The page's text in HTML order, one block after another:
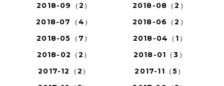
2018-09（2）
2018-08（2）
2018-07（4）
2018-06（2）
2018-05（7）
2018-04（1）
2018-02（2）
2018-01（3）
2017-12（2）
2017-11（5）